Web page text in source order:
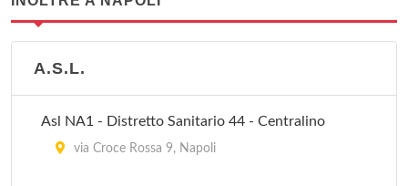
A.S.L.
Asl NA1 - Distretto Sanitario 44 - Centralino
via Croce Rossa 9, Napoli